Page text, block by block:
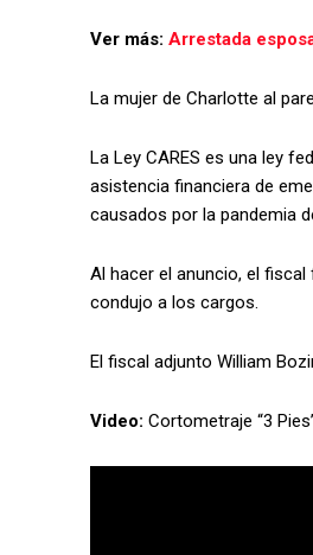
Ver más: Arrestada
La mujer de Charlotte al
La Ley CARES es una ley
asistencia financiera de
causados por la pandemia
Al hacer el anuncio, el fiscal
condujo a los cargos.
El fiscal adjunto William
Video: Cortometraje “3